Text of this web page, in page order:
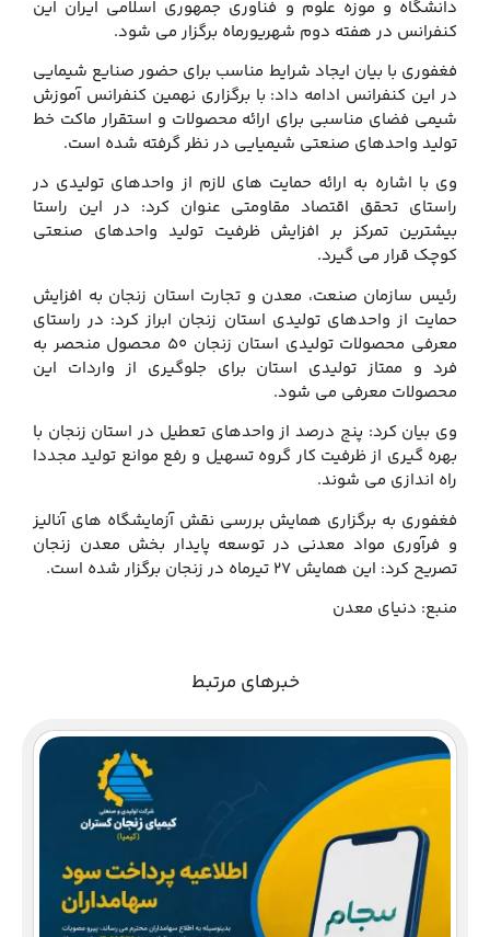
دانشگاه و موزه علوم و فناوری جمهوری اسلامی ایران این
کنفرانس در هفته دوم شهریورماه برگزار می شود.
فغفوری با بیان ایجاد شرایط مناسب برای حضور صنایع شیمایی
در این کنفرانس ادامه داد: با برگزاری نهمین کنفرانس آموزش
شیمی فضای مناسبی برای ارائه محصولات و استقرار ماکت خط
تولید واحدهای صنعتی شیمیایی در نظر گرفته شده است.
وی با اشاره به ارائه حمایت های لازم از واحدهای تولیدی در
راستای تحقق اقتصاد مقاومتی عنوان کرد: در این راستا
بیشترین تمرکز بر افزایش ظرفیت تولید واحدهای صنعتی
کوچک قرار می گیرد.
رئیس سازمان صنعت، معدن و تجارت استان زنجان به افزایش
حمایت از واحدهای تولیدی استان زنجان ابراز کرد: در راستای
معرفی محصولات تولیدی استان زنجان 50 محصول منحصر به
فرد و ممتاز تولیدی استان برای جلوگیری از واردات این
محصولات معرفی می شود.
وی بیان کرد: پنج درصد از واحدهای تعطیل در استان زنجان با
بهره گیری از ظرفیت کار گروه تسهیل و رفع موانع تولید مجددا
راه اندازی می شوند.
فغفوری به برگزاری همایش بررسی نقش آزمایشگاه های آنالیز
و فرآوری مواد معدنی در توسعه پایدار بخش معدن زنجان
تصریح کرد: این همایش 27 تیرماه در زنجان برگزار شده است.
منبع: دنیای معدن
خبرهای مرتبط